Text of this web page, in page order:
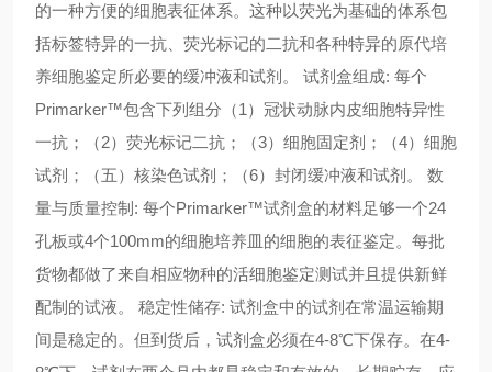
的一种方便的细胞表征体系。这种以荧光为基础的体系包
括标签特异的一抗、荧光标记的二抗和各种特异的原代培
养细胞鉴定所必要的缓冲液和试剂。 试剂盒组成: 每个
Primarker™包含下列组分（1）冠状动脉内皮细胞特异性
一抗；（2）荧光标记二抗；（3）细胞固定剂；（4）细胞
试剂；（五）核染色试剂；（6）封闭缓冲液和试剂。 数
量与质量控制: 每个Primarker™试剂盒的材料足够一个24
孔板或4个100mm的细胞培养皿的细胞的表征鉴定。每批
货物都做了来自相应物种的活细胞鉴定测试并且提供新鲜
配制的试液。 稳定性储存: 试剂盒中的试剂在常温运输期
间是稳定的。但到货后，试剂盒必须在4-8℃下保存。在4-